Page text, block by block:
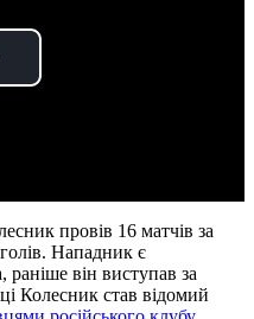
провів 16 матчів за
Нападник є
він виступав за
Колесник став відомий